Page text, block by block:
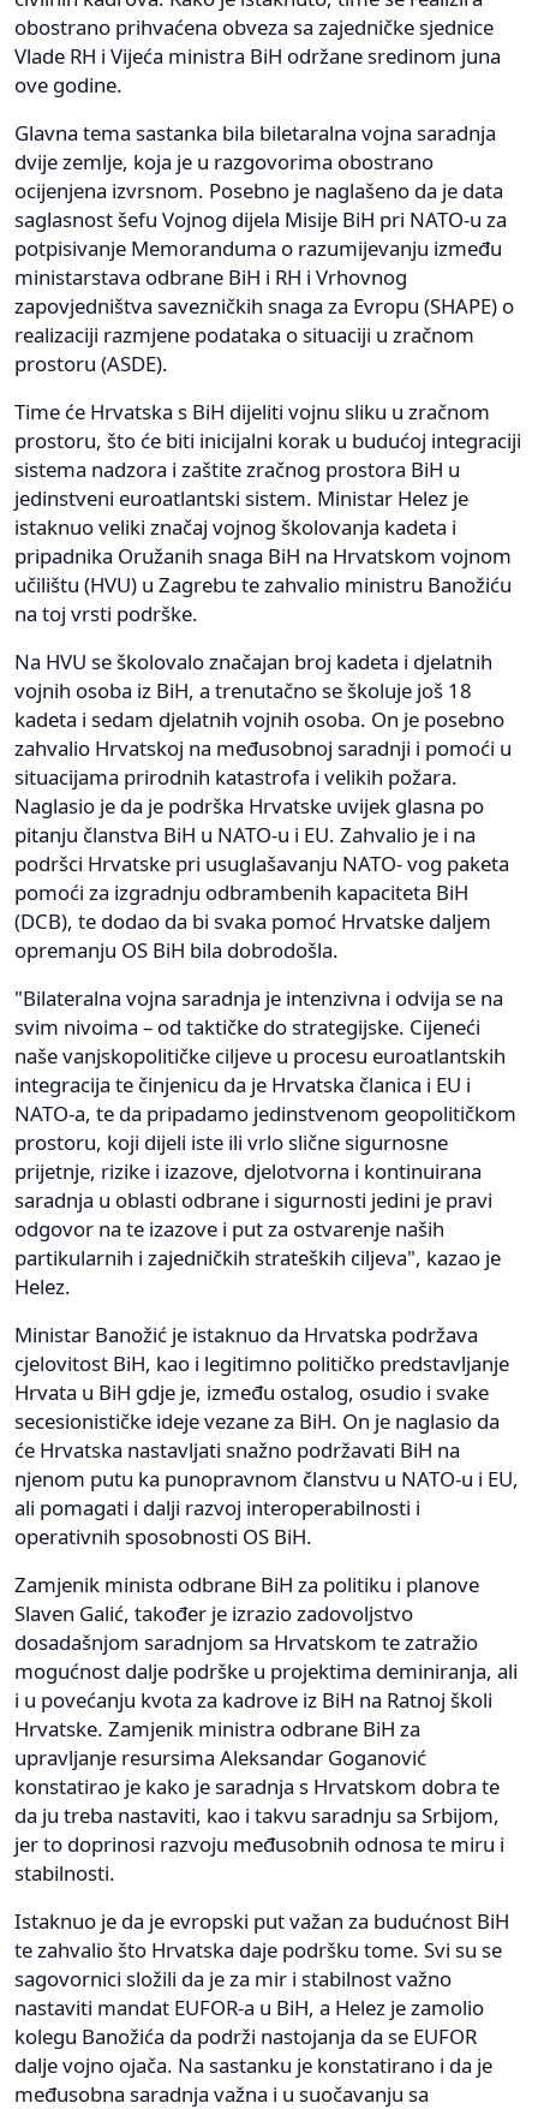
obostrano prihvaćena obveza sa zajedničke sjednice
Vlade RH i Vijeća ministra BiH održane sredinom juna
ove godine.
Glavna tema sastanka bila biletaralna vojna saradnja
dvije zemlje, koja je u razgovorima obostrano
ocijenjena izvrsnom. Posebno je naglašeno da je data
saglasnost šefu Vojnog dijela Misije BiH pri NATO-u za
potpisivanje Memoranduma o razumijevanju između
ministarstava odbrane BiH i RH i Vrhovnog
zapovjedništva savezničkih snaga za Evropu (SHAPE) o
realizaciji razmjene podataka o situaciji u zračnom
prostoru (ASDE).
Time će Hrvatska s BiH dijeliti vojnu sliku u zračnom
prostoru, što će biti inicijalni korak u budućoj integraciji
sistema nadzora i zaštite zračnog prostora BiH u
jedinstveni euroatlantski sistem. Ministar Helez je
istaknuo veliki značaj vojnog školovanja kadeta i
pripadnika Oružanih snaga BiH na Hrvatskom vojnom
učilištu (HVU) u Zagrebu te zahvalio ministru Banožiću
na toj vrsti podrške.
Na HVU se školovalo značajan broj kadeta i djelatnih
vojnih osoba iz BiH, a trenutačno se školuje još 18
kadeta i sedam djelatnih vojnih osoba. On je posebno
zahvalio Hrvatskoj na međusobnoj saradnji i pomoći u
situacijama prirodnih katastrofa i velikih požara.
Naglasio je da je podrška Hrvatske uvijek glasna po
pitanju članstva BiH u NATO-u i EU. Zahvalio je i na
podršci Hrvatske pri usuglašavanju NATO- vog paketa
pomoći za izgradnju odbrambenih kapaciteta BiH
(DCB), te dodao da bi svaka pomoć Hrvatske daljem
opremanju OS BiH bila dobrodošla.
"Bilateralna vojna saradnja je intenzivna i odvija se na
svim nivoima – od taktičke do strategijske. Cijeneći
naše vanjskopolitičke ciljeve u procesu euroatlantskih
integracija te činjenicu da je Hrvatska članica i EU i
NATO-a, te da pripadamo jedinstvenom geopolitičkom
prostoru, koji dijeli iste ili vrlo slične sigurnosne
prijetnje, rizike i izazove, djelotvorna i kontinuirana
saradnja u oblasti odbrane i sigurnosti jedini je pravi
odgovor na te izazove i put za ostvarenje naših
partikularnih i zajedničkih strateških ciljeva", kazao je
Helez.
Ministar Banožić je istaknuo da Hrvatska podržava
cjelovitost BiH, kao i legitimno političko predstavljanje
Hrvata u BiH gdje je, između ostalog, osudio i svake
secesionističke ideje vezane za BiH. On je naglasio da
će Hrvatska nastavljati snažno podržavati BiH na
njenom putu ka punopravnom članstvu u NATO-u i EU,
ali pomagati i dalji razvoj interoperabilnosti i
operativnih sposobnosti OS BiH.
Zamjenik minista odbrane BiH za politiku i planove
Slaven Galić, također je izrazio zadovoljstvo
dosadašnjom saradnjom sa Hrvatskom te zatražio
mogućnost dalje podrške u projektima deminiranja, ali
i u povećanju kvota za kadrove iz BiH na Ratnoj školi
Hrvatske. Zamjenik ministra odbrane BiH za
upravljanje resursima Aleksandar Goganović
konstatirao je kako je saradnja s Hrvatskom dobra te
da ju treba nastaviti, kao i takvu saradnju sa Srbijom,
jer to doprinosi razvoju međusobnih odnosa te miru i
stabilnosti.
Istaknuo je da je evropski put važan za budućnost BiH
te zahvalio što Hrvatska daje podršku tome. Svi su se
sagovornici složili da je za mir i stabilnost važno
nastaviti mandat EUFOR-a u BiH, a Helez je zamolio
kolegu Banožića da podrži nastojanja da se EUFOR
dalje vojno ojača. Na sastanku je konstatirano i da je
međusobna saradnja važna i u suočavanju sa